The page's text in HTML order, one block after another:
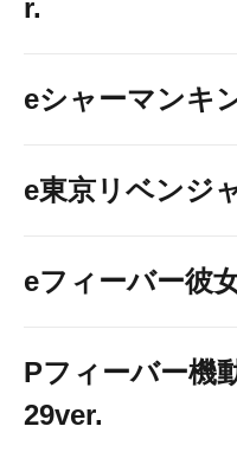
r.
eシャーマンキ
e東京リベンジ
eフィーバー彼
Pフィーバー機
29ver.